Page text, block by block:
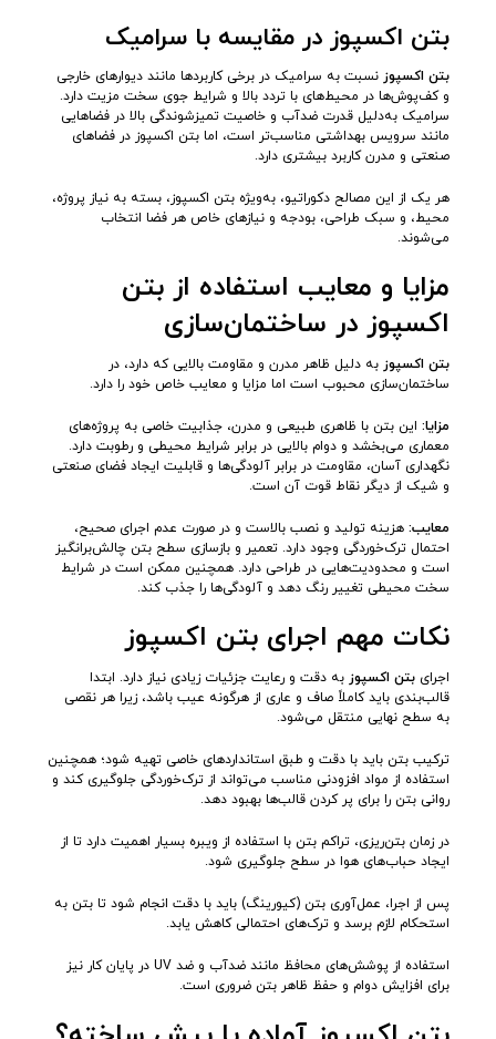
بتن اکسپوز در مقایسه با سرامیک
بتن اکسپوز نسبت به سرامیک در برخی کاربردها مانند دیوارهای خارجی
و کف‌پوش‌ها در محیط‌های با تردد بالا و شرایط جوی سخت مزیت دارد.
سرامیک به‌دلیل قدرت ضدآب و خاصیت تمیزشوندگی بالا در فضاهایی
مانند سرویس بهداشتی مناسب‌تر است، اما بتن اکسپوز در فضاهای
صنعتی و مدرن کاربرد بیشتری دارد.
هر یک از این مصالح دکوراتیو، به‌ویژه بتن اکسپوز، بسته به نیاز پروژه،
محیط، و سبک طراحی، بودجه و نیازهای خاص هر فضا انتخاب
می‌شوند.
مزایا و معایب استفاده از بتن
اکسپوز در ساختمان‌سازی
بتن اکسپوز به دلیل ظاهر مدرن و مقاومت بالایی که دارد، در
ساختمان‌سازی محبوب است اما مزایا و معایب خاص خود را دارد.
مزایا: این بتن با ظاهری طبیعی و مدرن، جذابیت خاصی به پروژه‌های
معماری می‌بخشد و دوام بالایی در برابر شرایط محیطی و رطوبت دارد.
نگهداری آسان، مقاومت در برابر آلودگی‌ها و قابلیت ایجاد فضای صنعتی
و شیک از دیگر نقاط قوت آن است.
معایب: هزینه تولید و نصب بالاست و در صورت عدم اجرای صحیح،
احتمال ترک‌خوردگی وجود دارد. تعمیر و بازسازی سطح بتن چالش‌برانگیز
است و محدودیت‌هایی در طراحی دارد. همچنین ممکن است در شرایط
سخت محیطی تغییر رنگ دهد و آلودگی‌ها را جذب کند.
نکات مهم اجرای بتن اکسپوز
اجرایبتن اکسپوز به دقت و رعایت جزئیات زیادی نیاز دارد. ابتدا
قالب‌بندی باید کاملاً صاف و عاری از هرگونه عیب باشد، زیرا هر نقصی
به سطح نهایی منتقل می‌شود.
ترکیب بتن باید با دقت و طبق استانداردهای خاصی تهیه شود؛ همچنین
استفاده از مواد افزودنی مناسب می‌تواند از ترک‌خوردگی جلوگیری کند و
روانی بتن را برای پر کردن قالب‌ها بهبود دهد.
در زمان بتن‌ریزی، تراکم بتن با استفاده از ویبره بسیار اهمیت دارد تا از
ایجاد حباب‌های هوا در سطح جلوگیری شود.
پس از اجرا، عمل‌آوری بتن (کیورینگ) باید با دقت انجام شود تا بتن به
استحکام لازم برسد و ترک‌های احتمالی کاهش یابد.
استفاده از پوشش‌های محافظ مانند ضدآب و ضد UV در پایان کار نیز
برای افزایش دوام و حفظ ظاهر بتن ضروری است.